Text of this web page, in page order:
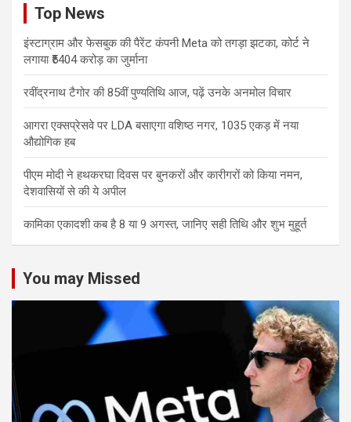
Top News
इंस्टाग्राम और फेसबुक की पैरेंट कंपनी Meta को तगड़ा झटका, कोर्ट ने
लगाया ₹5404 करोड़ का जुर्माना
रवींद्रनाथ टैगोर की 85वीं पुण्यतिथि आज, पढ़ें उनके अनमोल विचार
आगरा एक्सप्रेसवे पर LDA बसाएगा वशिष्ठ नगर, 1035 एकड़ में नया
औद्योगिक हब
पीएम मोदी ने हथकरघा दिवस पर बुनकरों और कारीगरों को किया नमन,
देशवासियों से की ये अपील
कामिका एकादशी कब है 8 या 9 अगस्त, जानिए सही तिथि और शुभ मुहूर्त
You may Missed